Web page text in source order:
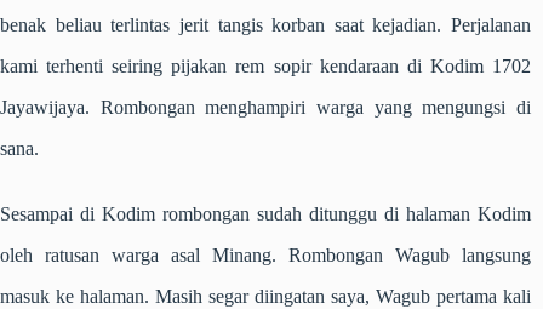
benak beliau terlintas jerit tangis korban saat kejadian. Perjalanan
kami terhenti seiring pijakan rem sopir kendaraan di Kodim 1702
Jayawijaya. Rombongan menghampiri warga yang mengungsi di
sana.
Sesampai di Kodim rombongan sudah ditunggu di halaman Kodim
oleh ratusan warga asal Minang. Rombongan Wagub langsung
masuk ke halaman. Masih segar diingatan saya, Wagub pertama kali